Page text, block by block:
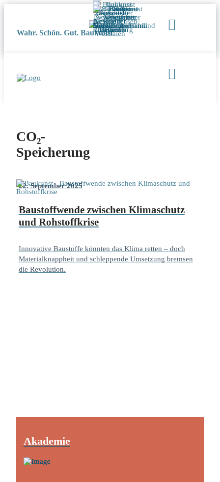
Wahr. Schön. Gut. Baukunst
CO₂-
Speicherung
22. September 2025
Baustoffwende zwischen Klimaschutz
und Rohstoffkrise
Innovative Baustoffe könnten das Klima retten – doch
Materialknappheit und schleppende Umsetzung bremsen
die Revolution.
Akademie